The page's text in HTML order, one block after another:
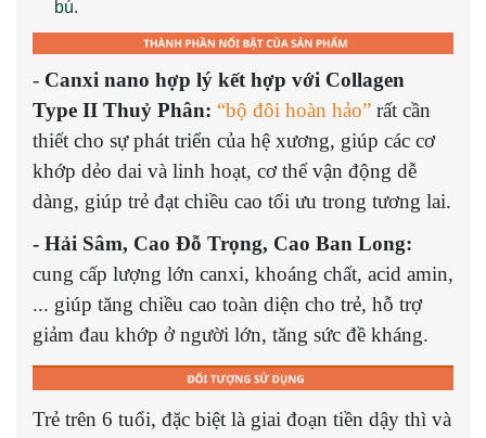
bú.
- Canxi nano hợp lý kết hợp với Collagen
Type II Thuỷ Phân: “bộ đôi hoàn hảo” rất cần
thiết cho sự phát triển của hệ xương, giúp các cơ
khớp dẻo dai và linh hoạt, cơ thể vận động dễ
dàng, giúp trẻ đạt chiều cao tối ưu trong tương lai.
- Hải Sâm, Cao Đỗ Trọng, Cao Ban Long:
cung cấp lượng lớn canxi, khoáng chất, acid amin,
... giúp tăng chiều cao toàn diện cho trẻ, hỗ trợ
giảm đau khớp ở người lớn, tăng sức đề kháng.
Trẻ trên 6 tuổi, đặc biệt là giai đoạn tiền dậy thì và